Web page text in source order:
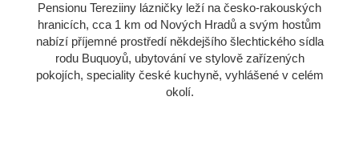
Pensionu Tereziiny lázničky leží na česko-rakouských
hranicích, cca 1 km od Nových Hradů a svým hostům
nabízí příjemné prostředí někdejšího šlechtického sídla
rodu Buquoyů, ubytování ve stylově zařízených
pokojích, speciality české kuchyně, vyhlášené v celém
okolí.